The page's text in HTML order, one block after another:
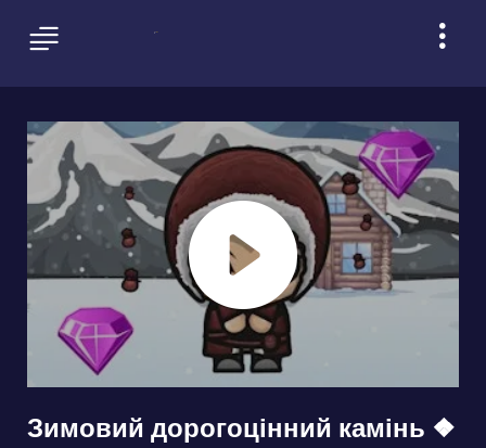
Зимовий дорогоцінний камінь ❖